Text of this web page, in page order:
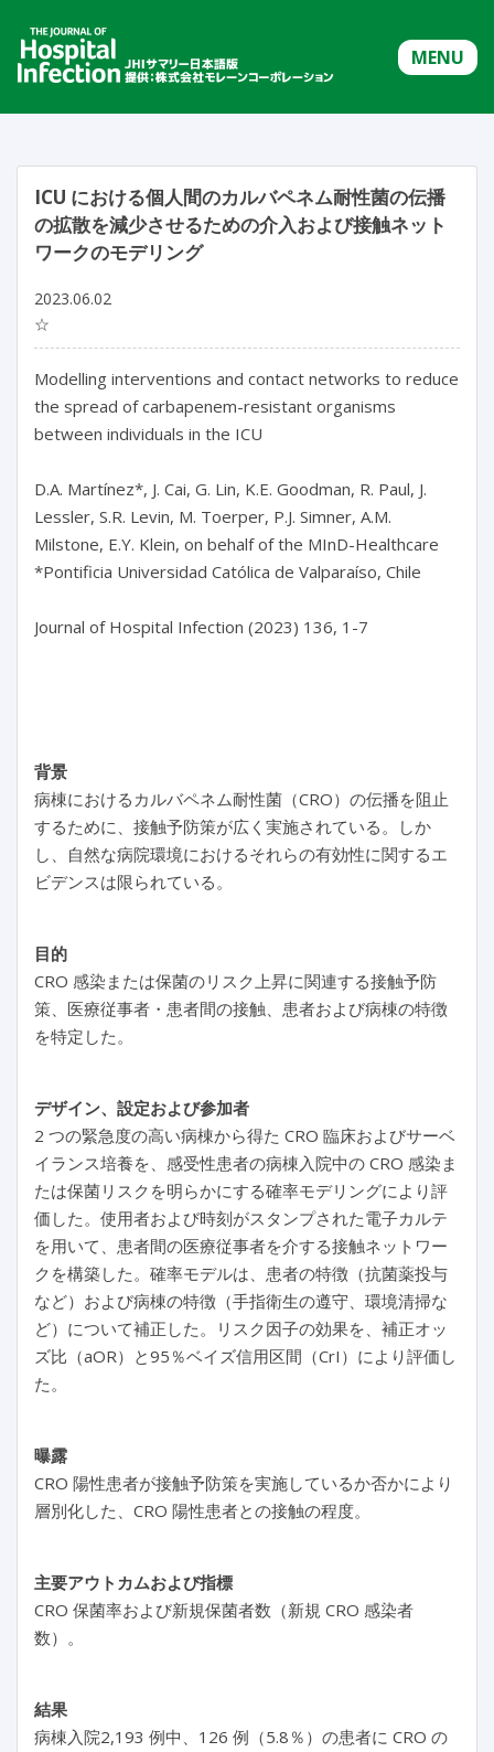
MENU
ICU における個人間のカルバペネム耐性菌の伝播
の拡散を減少させるための介入および接触ネット
ワークのモデリング
2023.06.02
☆
Modelling interventions and contact networks to reduce
the spread of carbapenem-resistant organisms
between individuals in the ICU
D.A. Martínez*, J. Cai, G. Lin, K.E. Goodman, R. Paul, J.
Lessler, S.R. Levin, M. Toerper, P.J. Simner, A.M.
Milstone, E.Y. Klein, on behalf of the MInD-Healthcare
*Pontificia Universidad Católica de Valparaíso, Chile
Journal of Hospital Infection (2023) 136, 1-7
背景
病棟におけるカルバペネム耐性菌（CRO）の伝播を阻止
するために、接触予防策が広く実施されている。しか
し、自然な病院環境におけるそれらの有効性に関するエ
ビデンスは限られている。
目的
CRO 感染または保菌のリスク上昇に関連する接触予防
策、医療従事者・患者間の接触、患者および病棟の特徴
を特定した。
デザイン、設定および参加者
2 つの緊急度の高い病棟から得た CRO 臨床およびサーベ
イランス培養を、感受性患者の病棟入院中の CRO 感染ま
たは保菌リスクを明らかにする確率モデリングにより評
価した。使用者および時刻がスタンプされた電子カルテ
を用いて、患者間の医療従事者を介する接触ネットワー
クを構築した。確率モデルは、患者の特徴（抗菌薬投与
など）および病棟の特徴（手指衛生の遵守、環境清掃な
ど）について補正した。リスク因子の効果を、補正オッ
ズ比（aOR）と95％ベイズ信用区間（CrI）により評価し
た。
曝露
CRO 陽性患者が接触予防策を実施しているか否かにより
層別化した、CRO 陽性患者との接触の程度。
主要アウトカムおよび指標
CRO 保菌率および新規保菌者数（新規 CRO 感染者
数）。
結果
病棟入院2,193 例中、126 例（5.8％）の患者に CRO の